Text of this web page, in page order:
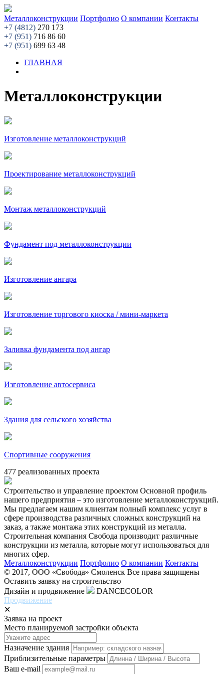
Металлоконструкции Портфолио О компании Контакты
+7 (4812) 270 173
+7 (951) 716 86 60
+7 (951) 699 63 48
ГЛАВНАЯ
Металлоконструкции
Изготовление металлоконструкций
Проектирование металлоконструкций
Монтаж металлоконструкций
Фундамент под металлоконструкции
Изготовление ангара
Изготовление торгового киоска / мини-маркета
Заливка фундамента под ангар
Изготовление автосервиса
Здания для сельского хозяйства
Спортивные сооружения
477 реализованных проекта
Строительство и управление проектом Основной профиль
нашего предприятия – это изготовление металлоконструкций.
Мы предлагаем нашим клиентам полный комплекс услуг в
сфере производства различных сложных конструкций на
заказ, а также монтажа этих конструкций из металла.
Строительная компания Свобода производит различные
конструкции из металла, которые могут использоваться для
многих сфер.
Металлоконструкции Портфолио О компании Контакты
© 2017, ООО «Свобода» Смоленск Все права защищены
Оставить заявку на строительство
Дизайн и продвижение
DANCECOLOR
Продвижение
✕
Заявка на проект
Место планируемой застройки объекта
Назначение здания
Приблизительные параметры
Ваш e-mail